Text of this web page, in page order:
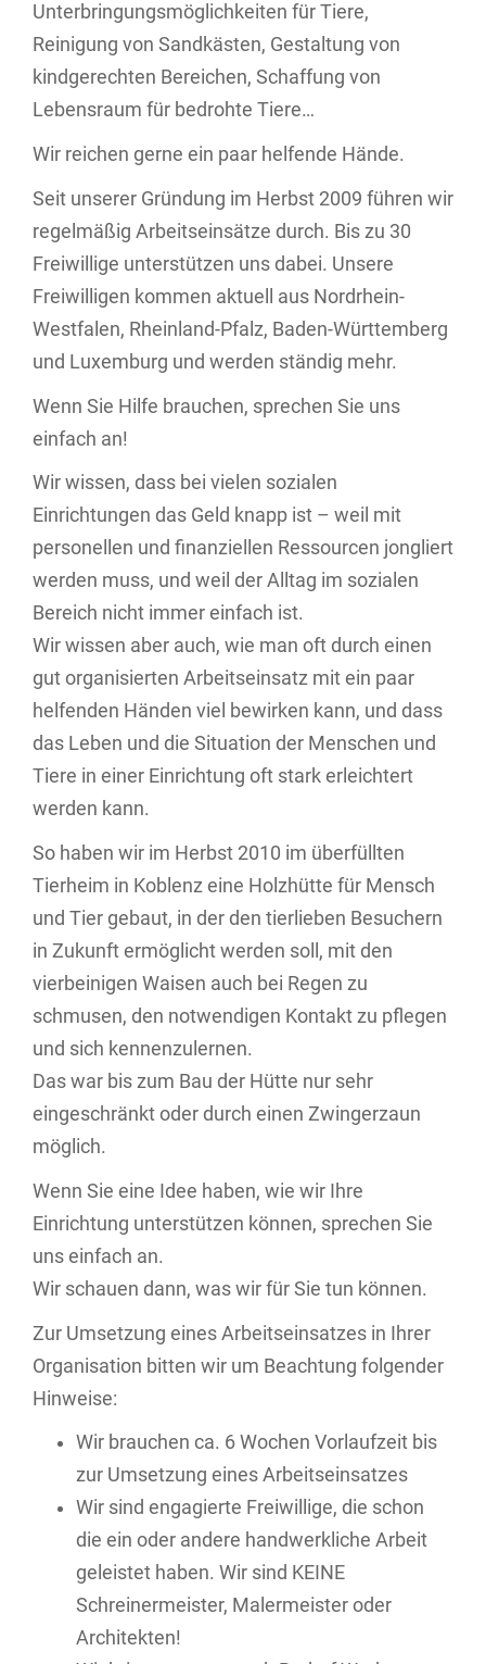
Unterbringungsmöglichkeiten für Tiere,
Reinigung von Sandkästen, Gestaltung von
kindgerechten Bereichen, Schaffung von
Lebensraum für bedrohte Tiere…
Wir reichen gerne ein paar helfende Hände.
Seit unserer Gründung im Herbst 2009 führen wir
regelmäßig Arbeitseinsätze durch. Bis zu 30
Freiwillige unterstützen uns dabei. Unsere
Freiwilligen kommen aktuell aus Nordrhein-
Westfalen, Rheinland-Pfalz, Baden-Württemberg
und Luxemburg und werden ständig mehr.
Wenn Sie Hilfe brauchen, sprechen Sie uns
einfach an!
Wir wissen, dass bei vielen sozialen
Einrichtungen das Geld knapp ist – weil mit
personellen und finanziellen Ressourcen jongliert
werden muss, und weil der Alltag im sozialen
Bereich nicht immer einfach ist.
Wir wissen aber auch, wie man oft durch einen
gut organisierten Arbeitseinsatz mit ein paar
helfenden Händen viel bewirken kann, und dass
das Leben und die Situation der Menschen und
Tiere in einer Einrichtung oft stark erleichtert
werden kann.
So haben wir im Herbst 2010 im überfüllten
Tierheim in Koblenz eine Holzhütte für Mensch
und Tier gebaut, in der den tierlieben Besuchern
in Zukunft ermöglicht werden soll, mit den
vierbeinigen Waisen auch bei Regen zu
schmusen, den notwendigen Kontakt zu pflegen
und sich kennenzulernen.
Das war bis zum Bau der Hütte nur sehr
eingeschränkt oder durch einen Zwingerzaun
möglich.
Wenn Sie eine Idee haben, wie wir Ihre
Einrichtung unterstützen können, sprechen Sie
uns einfach an.
Wir schauen dann, was wir für Sie tun können.
Zur Umsetzung eines Arbeitseinsatzes in Ihrer
Organisation bitten wir um Beachtung folgender
Hinweise:
Wir brauchen ca. 6 Wochen Vorlaufzeit bis
zur Umsetzung eines Arbeitseinsatzes
Wir sind engagierte Freiwillige, die schon
die ein oder andere handwerkliche Arbeit
geleistet haben. Wir sind KEINE
Schreinermeister, Malermeister oder
Architekten!